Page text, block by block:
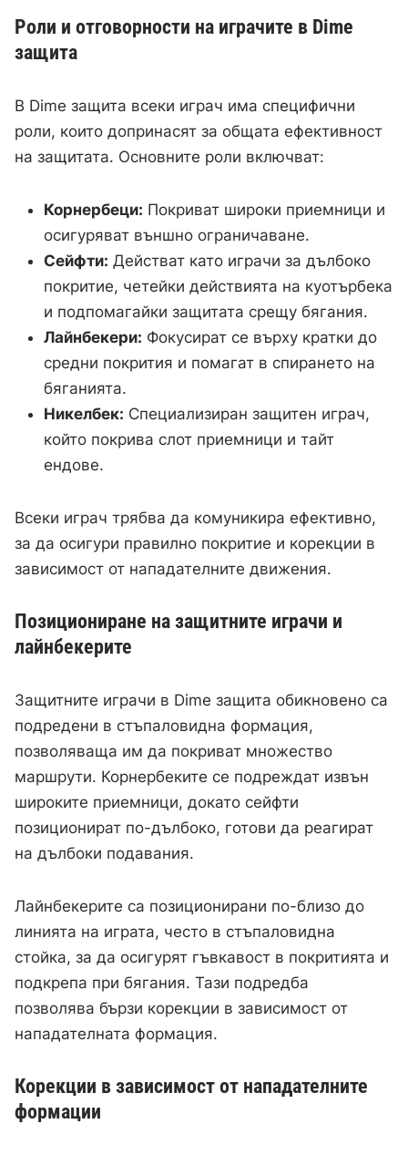
Роли и отговорности на играчите в Dime
защита
В Dime защита всеки играч има специфични
роли, които допринасят за общата ефективност
на защитата. Основните роли включват:
Корнербеци: Покриват широки приемници и
осигуряват външно ограничаване.
Сейфти: Действат като играчи за дълбоко
покритие, четейки действията на куотърбека
и подпомагайки защитата срещу бягания.
Лайнбекери: Фокусират се върху кратки до
средни покрития и помагат в спирането на
бяганията.
Никелбек: Специализиран защитен играч,
който покрива слот приемници и тайт
ендове.
Всеки играч трябва да комуникира ефективно,
за да осигури правилно покритие и корекции в
зависимост от нападателните движения.
Позициониране на защитните играчи и
лайнбекерите
Защитните играчи в Dime защита обикновено са
подредени в стъпаловидна формация,
позволяваща им да покриват множество
маршрути. Корнербеките се подреждат извън
широките приемници, докато сейфти
позиционират по-дълбоко, готови да реагират
на дълбоки подавания.
Лайнбекерите са позиционирани по-близо до
линията на играта, често в стъпаловидна
стойка, за да осигурят гъвкавост в покритията и
подкрепа при бягания. Тази подредба
позволява бързи корекции в зависимост от
нападателната формация.
Корекции в зависимост от нападателните
формации